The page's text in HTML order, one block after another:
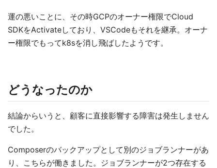
運の悪いことに、その時GCPのオーナー権限でCloud
SDKをActivateしており、VSCodeもそれを継承。オーナ
ー権限でもってk8sを消し飛ばしたようです。
どうなったのか
結論からいうと、顧客に直接影響する障害は発生しません
でした。
Composerのバックアップとして別のジョブランナーがあ
り、こちらが働きました。ジョブランナーが2つ存在する